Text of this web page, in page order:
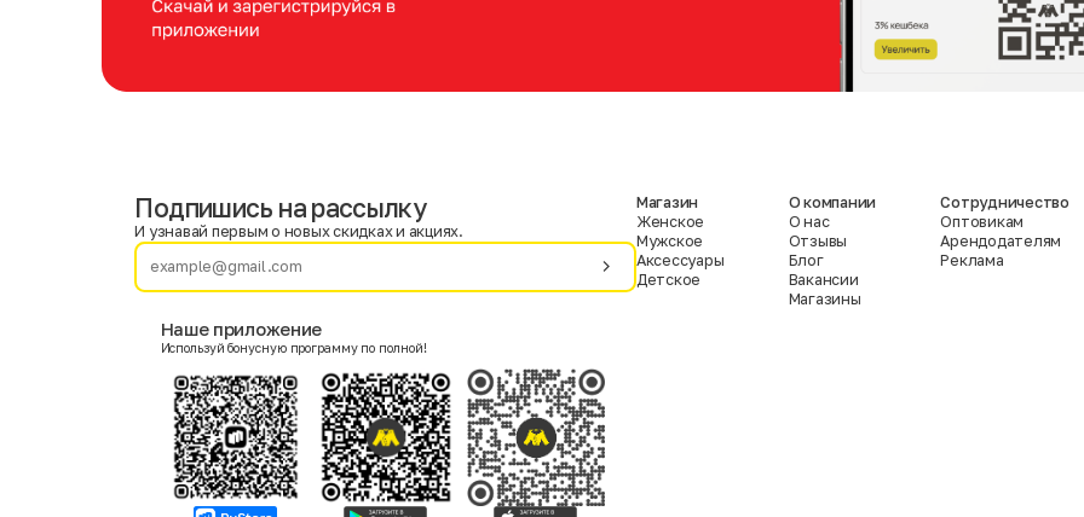
Фамилия
Женский
Согласие на получение чеков по электронной почте
Подпишись на рассылку
И узнавай первым о новых скидках и акциях.
Наше приложение
Используй бонусную программу по полной!
Магазин
Женское
Мужское
Аксессуары
Детское
О компании
О нас
Отзывы
Блог
Вакансии
Магазины
Сотрудничество
Оптовикам
Арендодателям
Реклама